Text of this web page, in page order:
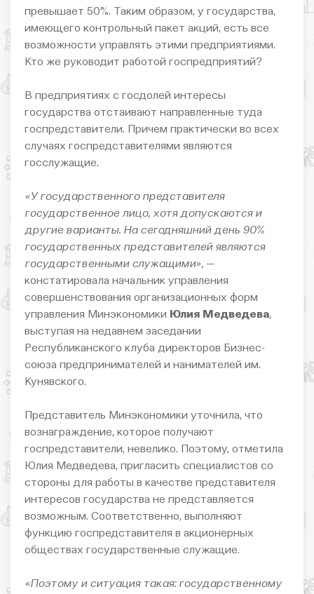
превышает 50%. Таким образом, у государства,
имеющего контрольный пакет акций, есть все
возможности управлять этими предприятиями.
Кто же руководит работой госпредприятий?
В предприятиях с госдолей интересы
государства отстаивают направленные туда
госпредставители. Причем практически во всех
случаях госпредставителями являются
госслужащие.
«У государственного представителя
государственное лицо, хотя допускаются и
другие варианты. На сегодняшний день 90%
государственных представителей являются
государственными служащими», —
констатировала начальник управления
совершенствования организационных форм
управления Минэкономики Юлия Медведева,
выступая на недавнем заседании
Республиканского клуба директоров Бизнес-
союза предпринимателей и нанимателей им.
Кунявского.
Представитель Минэкономики уточнила, что
вознаграждение, которое получают
госпредставители, невелико. Поэтому, отметила
Юлия Медведева, пригласить специалистов со
стороны для работы в качестве представителя
интересов государства не представляется
возможным. Соответственно, выполняют
функцию госпредставителя в акционерных
обществах государственные служащие.
«Поэтому и ситуация такая: государственному